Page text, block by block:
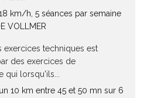
km/h, 5 séances par semaine
VOLLMER
exercices techniques est
des exercices de
qui lorsqu'ils...
10 km entre 45 et 50 mn sur 6